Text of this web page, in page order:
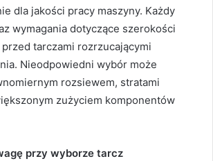
dla jakości pracy maszyny. Każdy
wymagania dotyczące szerokości
tarczami rozrzucającymi
Nieodpowiedni wybór może
rozsiewem, stratami
zużyciem komponentów
przy wyborze tarcz